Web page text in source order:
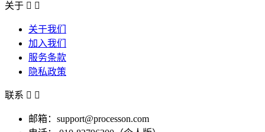
关于  
关于我们
加入我们
服务条款
隐私政策
联系  
邮箱：support@processon.com